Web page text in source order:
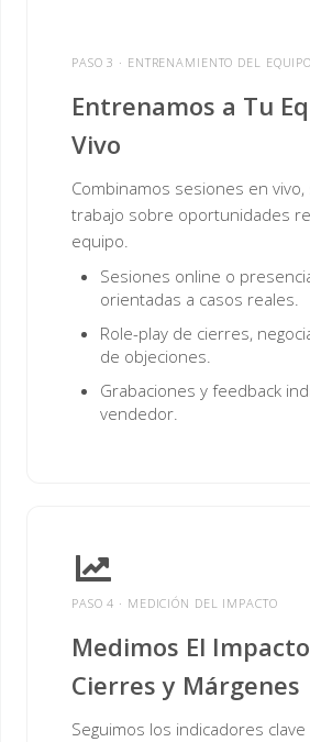
PASO 3 · ENTRENAMIENTO DEL EQUIPO
Entrenamos a Tu
Vivo
Combinamos sesiones en
trabajo sobre oportunidades
equipo.
Sesiones online o
orientadas a casos reales.
Role-play de cierres,
de objeciones.
Grabaciones y feedback
vendedor.
PASO 4 · MEDICIÓN DEL IMPACTO
Medimos El
Cierres y Márgenes
Seguimos los indicadores clave